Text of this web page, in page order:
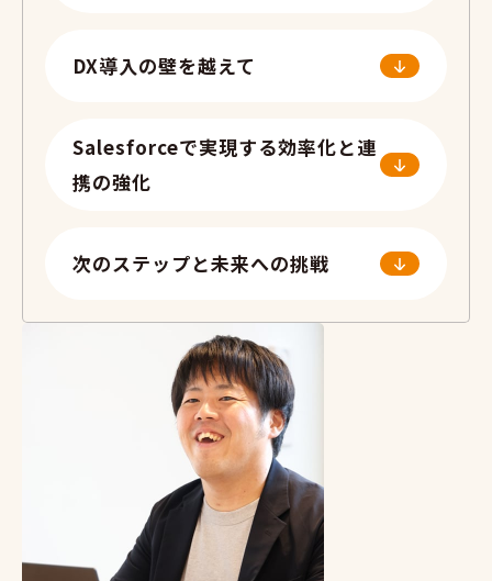
DX導入の壁を越えて
Salesforceで実現する効率化と連
携の強化
次のステップと未来への挑戦